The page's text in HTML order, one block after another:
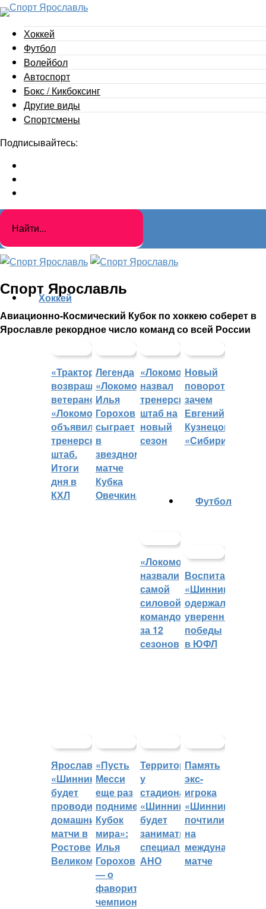
Хоккей
Футбол
Волейбол
Автоспорт
Бокс / Кикбоксинг
Другие виды
Cпортсмены
Подписывайтесь:
Спорт Ярославль
Авиационно-Космический Кубок по хоккею соберет в
Ярославле рекордное число команд со всей России
Хоккей
«Трактор»
возвращает
ветеранов,
«Локомотив»
объявил
тренерский
штаб.
Итоги
дня в
КХЛ
Легенда
«Локомотива»
Илья
Горохов
сыграет
в
звездном
матче
Кубка
Овечкина
«Локомотив»
назвал
тренерский
штаб на
новый
сезон
Новый
поворот:
зачем
Евгений
Кузнецов
«Сибири»?
«Локомотив»
назвали
самой
силовой
командой
за 12
сезонов
Футбол
Воспитанники
«Шинника»
одержали
уверенные
победы
в ЮФЛ
Ярославский
«Шинник»
будет
проводить
домашние
матчи в
Ростове
Великом
«Пусть
Месси
еще раз
поднимет
Кубок
мира»:
Илья
Горохов
— о
фаворитах
чемпионата
Территорией
у
стадиона
«Шинник»
будет
заниматься
специальное
АНО
Память
экс-
игрока
«Шинника»
почтили
на
международном
матче